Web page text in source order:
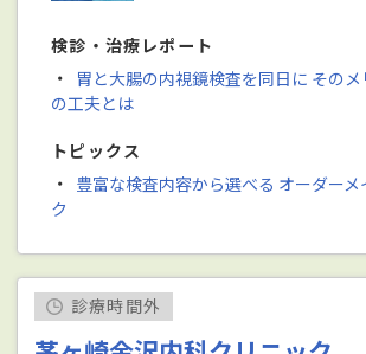
検診・治療レポート
・
胃と大腸の内視鏡検査を同日に その
の工夫とは
トピックス
・ 豊富な検査内容から選べる オーダーメ
ク
診療時間外